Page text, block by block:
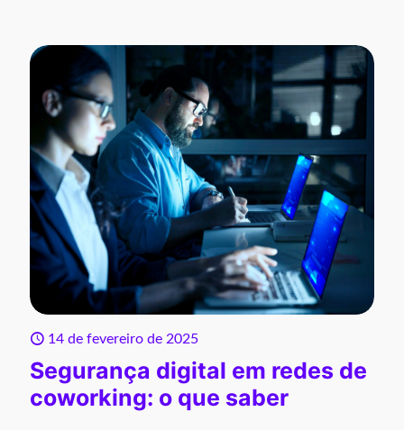
14 de fevereiro de 2025
Segurança digital em redes de
coworking: o que saber